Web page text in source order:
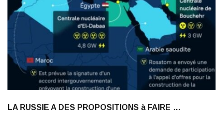
LA RUSSIE A DES PROPOSITIONS à FAIRE …